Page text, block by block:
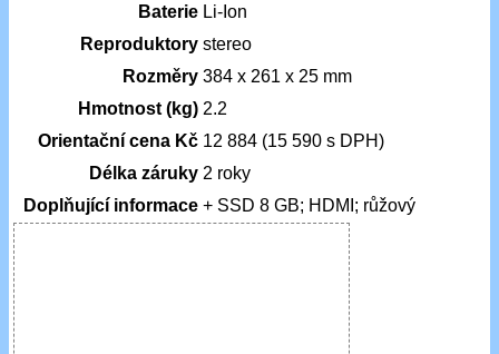
Baterie Li-Ion
Reproduktory stereo
Rozměry 384 x 261 x 25 mm
Hmotnost (kg) 2.2
Orientační cena Kč 12 884 (15 590 s DPH)
Délka záruky 2 roky
Doplňující informace + SSD 8 GB; HDMI; růžový